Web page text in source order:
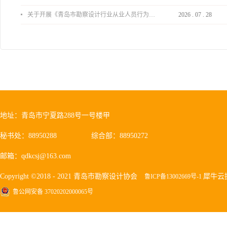
关于开展《青岛市勘察设计行业从业人员行为导则》、《青岛市住宅工程设计审查品质提升指引（2026版）》宣贯活动的通知 2026 07 28
地址：青岛市宁夏路288号一号楼甲
秘书处：88950288 综合部：88950272
邮箱：qdkcsj@163.com
Copyright ©2018 - 2021 青岛市勘察设计协会 鲁ICP备13002669号-1 犀牛云
鲁公网安备 37020202000065号